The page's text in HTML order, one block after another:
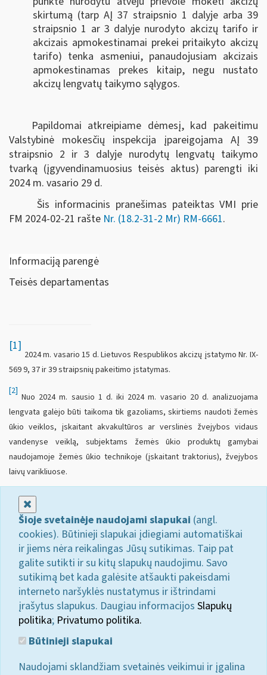
skirtumą (tarp AĮ 37 straipsnio 1 dalyje arba 39
straipsnio 1 ar 3 dalyje nurodyto akcizų tarifo ir
akcizais apmokestinamai prekei pritaikyto akcizų
tarifo) tenka asmeniui, panaudojusiam akcizais
apmokestinamas prekes kitaip, negu nustato
akcizų lengvatų taikymo sąlygos.
Papildomai atkreipiame dėmesį, kad pakeitimu
Valstybinė mokesčių inspekcija įpareigojama AĮ 39
straipsnio 2 ir 3 dalyje nurodytų lengvatų taikymo
tvarką (įgyvendinamuosius teisės aktus) parengti iki
2024 m. vasario 29 d.
Šis informacinis pranešimas pateiktas VMI prie
FM 2024-02-21 rašte Nr. (18.2-31-2 Mr) RM-6661.
Informaciją parengė
Teisės departamentas
[1]
2024 m. vasario 15 d. Lietuvos Respublikos akcizų įstatymo Nr. IX-
569 9, 37 ir 39 straipsnių pakeitimo įstatymas.
[2]
Nuo 2024 m. sausio 1 d. iki 2024 m. vasario 20 d. analizuojama
lengvata galėjo būti taikoma tik gazoliams, skirtiems naudoti žemės
ūkio veiklos, įskaitant akvakultūros ar verslinės žvejybos vidaus
vandenyse veiklą, subjektams žemės ūkio produktų gamybai
naudojamoje žemės ūkio technikoje (įskaitant traktorius), žvejybos
laivų varikliuose.
Šioje svetainėje naudojami slapukai (angl.
cookies). Būtinieji slapukai įdiegiami automatiškai
ir jiems nėra reikalingas Jūsų sutikimas. Taip pat
galite sutikti ir su kitų slapukų naudojimu. Savo
sutikimą bet kada galėsite atšaukti pakeisdami
interneto naršyklės nustatymus ir ištrindami
įrašytus slapukus. Daugiau informacijos Slapukų
politika; Privatumo politika.
Būtinieji slapukai
Naudojami sklandžiam svetainės veikimui ir įgalina